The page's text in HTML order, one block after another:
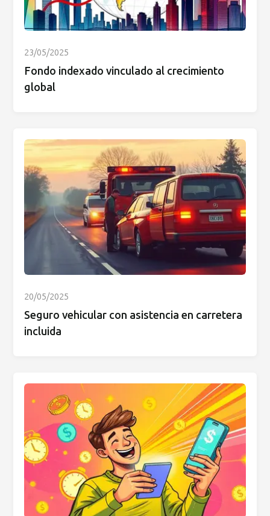
23/05/2025
Fondo indexado vinculado al crecimiento
global
20/05/2025
Seguro vehicular con asistencia en carretera
incluida